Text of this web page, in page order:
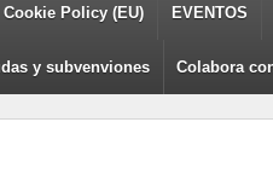
Cookie Policy (EU) EVENTOS
y subvenviones Colabora